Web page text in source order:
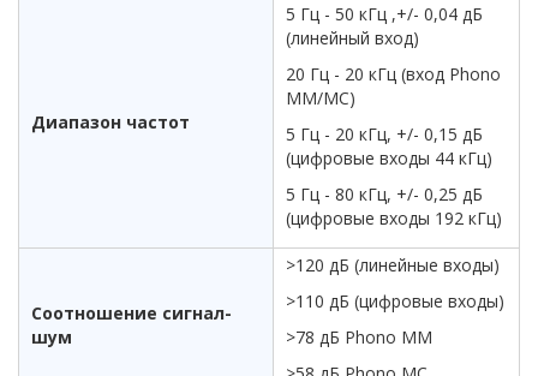
Диапазон частот
5 Гц - 50 кГц ,+/- 0,04 дБ
(линейный вход)
20 Гц - 20 кГц (вход Phono
MM/MC)
5 Гц - 20 кГц, +/- 0,15 дБ
(цифровые входы 44 кГц)
5 Гц - 80 кГц, +/- 0,25 дБ
(цифровые входы 192 кГц)
Соотношение сигнал-
шум
>120 дБ (линейные входы)
>110 дБ (цифровые входы)
>78 дБ Phono MM